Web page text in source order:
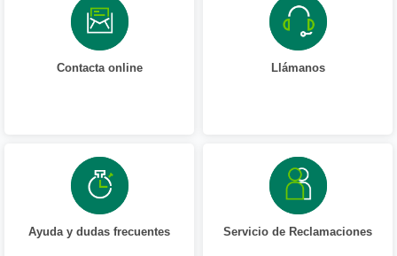
Contacta online Llámanos
Ayuda y dudas frecuentes Servicio de Reclamaciones